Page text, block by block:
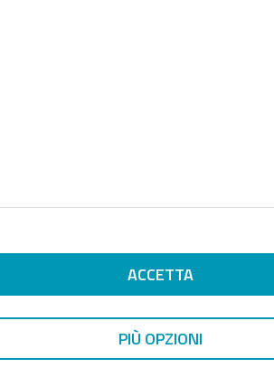
ACCETTA
PIÙ OPZIONI